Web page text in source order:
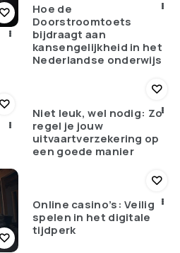
Hoe de
Doorstroomtoets
bijdraagt aan
kansengelijkheid in het
Nederlandse onderwijs
Niet leuk, wel nodig: Zo
regel je jouw
uitvaartverzekering op
een goede manier
Online casino’s: Veilig
spelen in het digitale
tijdperk